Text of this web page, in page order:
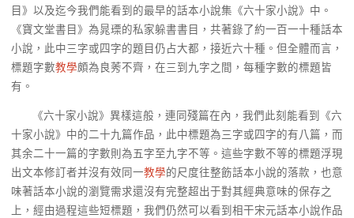
目》以及迄今我們能看到的最早的話本小說集《六十家小說》中。
《寶文堂書目》為晁瑮的私家躲書書目，共著錄了約一百一十種話本
小說，此中三字或四字的題目仍占大都，接近六十種。但全體而言，
標題字數教學頗為良莠不齊，在三到九字之間，每種字數的標題皆
有。
《六十家小說》異樣這般，連同殘篇在內，我們此刻能看到《六
十家小說》中的二十九篇作品，此中標題為三字或四字的有八篇，而
其余二十一篇的字數則為五字至九字不等。這些字數不等的標題浮現
出文本修訂者并沒有效同一教學的尺度往整飭話本小說的落款，也意
味著話本小說的瀏覽需求還沒有完整超出于對其經典意味的保存之
上，經由過程這些短標題，我們仍然可以看到相干宋元話本小說作品